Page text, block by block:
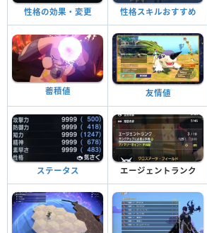
性格の効果・変更 性格スキルおすすめ
蓄積値 友情値
ステータス エージェントランク